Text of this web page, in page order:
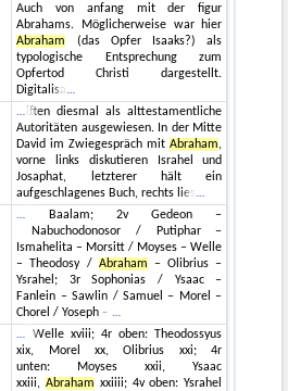
Auch von anfang mit der figur
Abrahams. Möglicherweise war hier
Abraham
(das Opfer Isaaks?) als
typologische Entsprechung zum
Opfertod Christi dargestellt.
Digitalisa
iften diesmal als alttestamentliche
Autoritäten ausgewiesen. In der Mitte
David im Zwiegespräch mitAbraham,
vorne links diskutieren Israhel und
Josaphat, letzterer hält ein
aufgeschlagenes Buch, rechts lies
Baalam; 2v Gedeon –
Nabuchodonosor / Putiphar –
Ismahelita – Morsitt / Moyses – Welle
– Theodosy / Abraham – Olibrius –
Ysrahel; 3r Sophonias / Ysaac –
Fanlein – Sawlin / Samuel – Morel –
Chorel / Yoseph –
Welle xviii; 4r oben: Theodossyus
xix, Morel xx, Olibrius xxi; 4r
unten: Moyses xxii, Ysaac
xxiii,Abraham xxiiii; 4v oben: Ysrahel